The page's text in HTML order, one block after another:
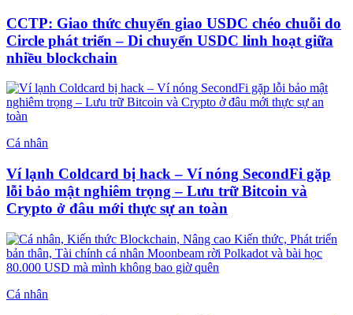
CCTP: Giao thức chuyển giao USDC chéo chuỗi do
Circle phát triển – Di chuyển USDC linh hoạt giữa
nhiều blockchain
Cá nhân
Ví lạnh Coldcard bị hack – Ví nóng SecondFi gặp
lỗi bảo mật nghiêm trọng – Lưu trữ Bitcoin và
Crypto ở đâu mới thực sự an toàn
Cá nhân